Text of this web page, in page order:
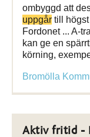
ombyggd att
uppgår till
Fordonet ... A-
kan ge en
körning,
Bromölla
Aktiv fritid -